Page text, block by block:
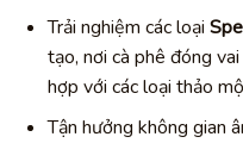
Trải nghiệm các loại
tạo, nơi cà phê đóng
hợp với các loại thảo
Tận hưởng không gian